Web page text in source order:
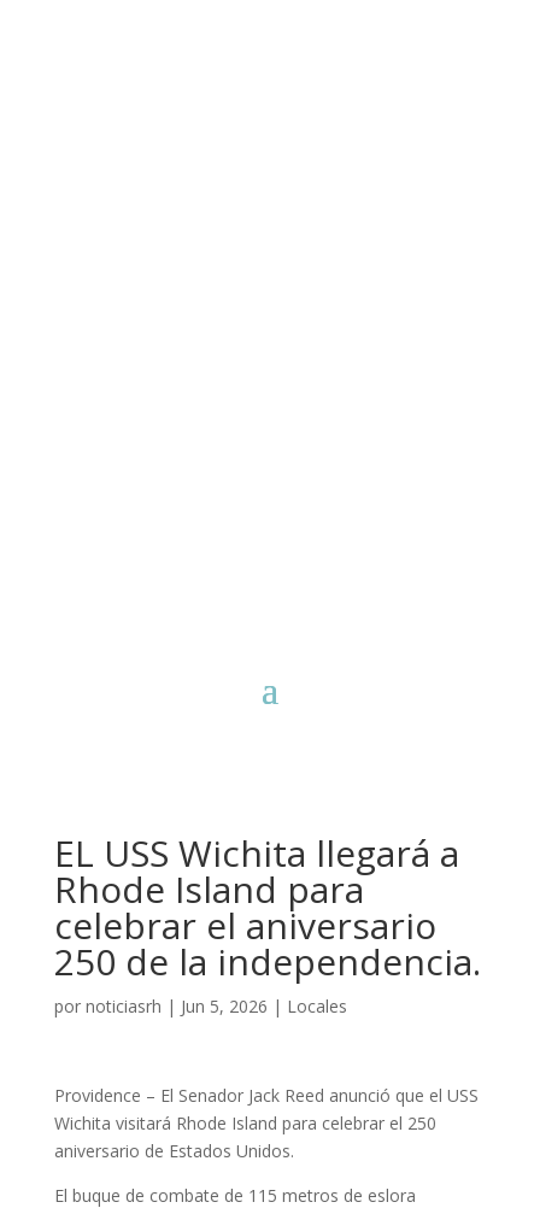
EL USS Wichita llegará a
Rhode Island para
celebrar el aniversario
250 de la independencia.
por noticiasrh | Jun 5, 2026 | Locales
Providence – El Senador Jack Reed anunció que el USS
Wichita visitará Rhode Island para celebrar el 250
aniversario de Estados Unidos.
El buque de combate de 115 metros de eslora